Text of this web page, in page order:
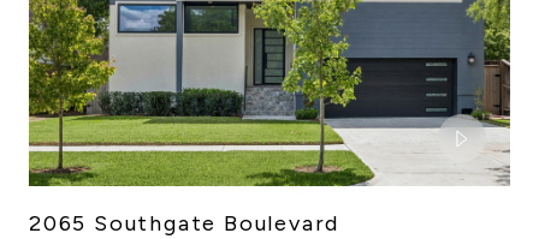
2065 Southgate Boulevard